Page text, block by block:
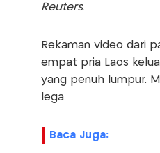
Reuters.
Rekaman video dari
empat pria Laos
yang penuh lumpur.
lega.
Baca Juga: